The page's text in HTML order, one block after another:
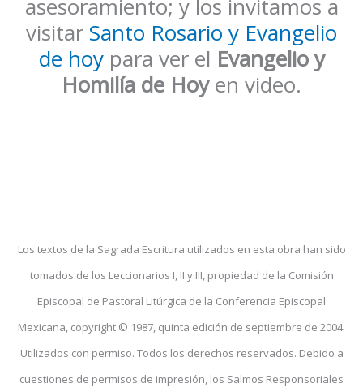
asesoramiento; y los invitamos a
visitar Santo Rosario y Evangelio
de hoypara ver el Evangelio y
Homilía de Hoyen video.
Los textos de la Sagrada Escritura utilizados en esta obra han sido
tomados de los Leccionarios I, II y III, propiedad de la Comisión
Episcopal de Pastoral Litúrgica de la Conferencia Episcopal
Mexicana, copyright © 1987, quinta edición de septiembre de 2004.
Utilizados con permiso. Todos los derechos reservados. Debido a
cuestiones de permisos de impresión, los Salmos Responsoriales